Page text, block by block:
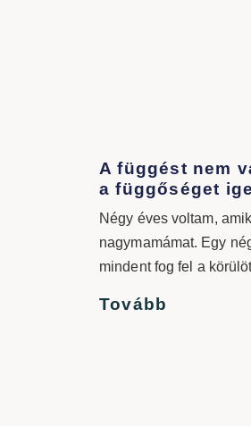
A függést nem
a függőséget
Négy éves voltam,
nagymamámat. Egy
mindent fog fel a
Tovább